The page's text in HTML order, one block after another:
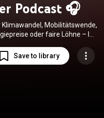
Podcast 🎧
Klimawandel, Mobilitätswende,
oder faire Löhne – In
des Bundestages und SPD-
über all die Themen, die uns
Save to library